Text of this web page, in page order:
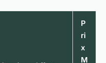
P
ri
x
M